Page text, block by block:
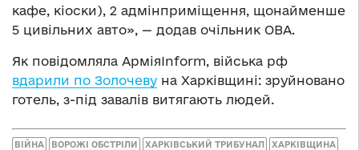
кафе, кіоски), 2 адмінприміщення, щонайменше
5 цивільних авто», — додав очільник ОВА.
Як повідомляла АрміяInform, війська рф
вдарили по Золочеву на Харківщині: зруйновано
готель, з-під завалів витягають людей.
ВІЙНА ВОРОЖІ ОБСТРІЛИ ХАРКІВСЬКИЙ ТРИБУНАЛ ХАРКІВЩИНА